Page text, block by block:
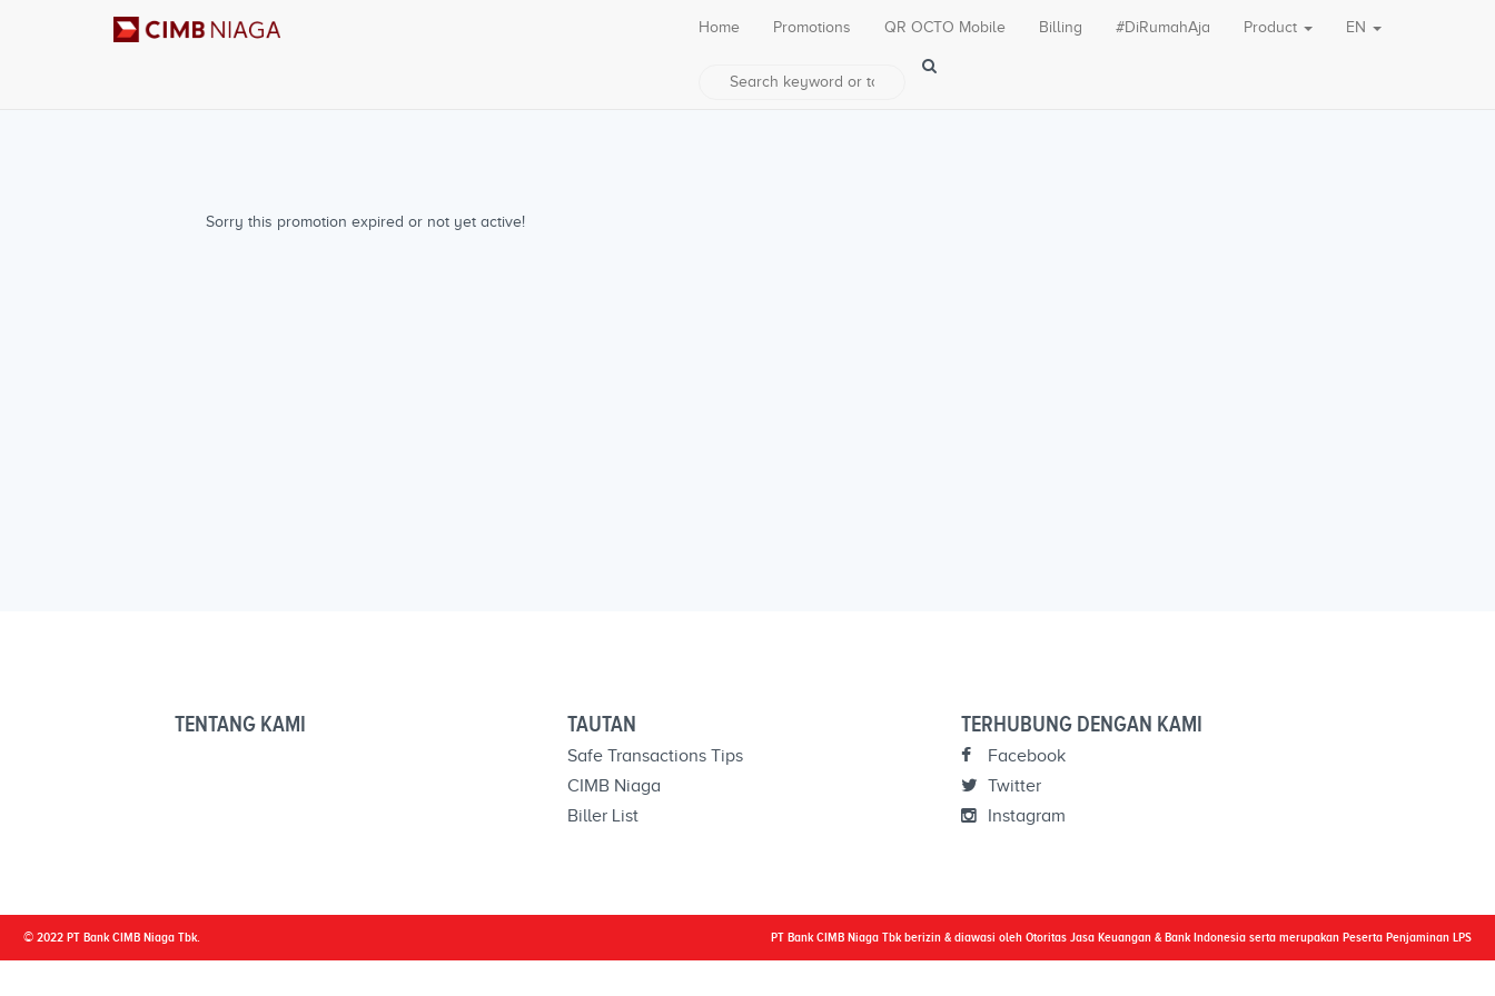
Sorry this promotion expired or not yet active!
Home Promotions QR OCTO Mobile Billing #DiRumahAja Product EN
TENTANG KAMI TAUTAN
Safe Transactions Tips
CIMB Niaga
Biller List
TERHUBUNG DENGAN KAMI
Facebook
Twitter
Instagram
© 2022 PT Bank CIMB Niaga Tbk. PT Bank CIMB Niaga Tbk berizin & diawasi oleh Otoritas Jasa Keuangan & Bank Indonesia serta merupakan Peserta Penjaminan LPS